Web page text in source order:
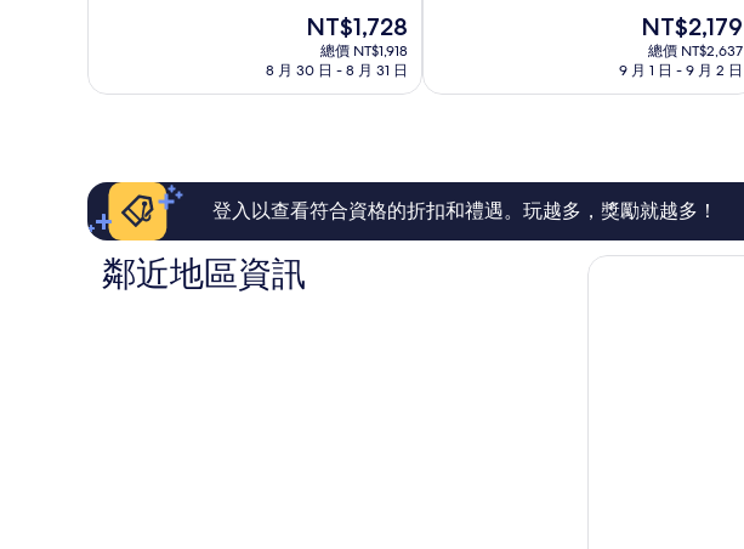
站
美
區
太
則
論
現
在
價
NT$1,728
總價 NT$1,918
8 月 30 日 - 8 月 31 日
夠
評
論
現
在
價
NT$2,179
總價 NT$2,637
9 月 1 日 - 9 月 2 日
登入以查看符合資格的折扣和禮遇。玩越多，獎勵就越多！
鄰近地區資訊